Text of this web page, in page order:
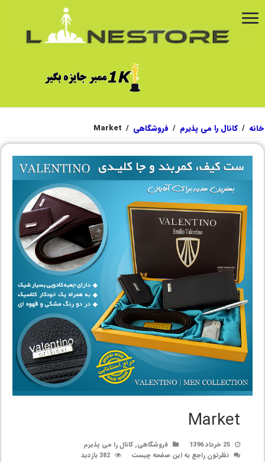
خانه / کانال را می پذیرم / فروشگاهی /
Market
Market
25 خرداد 1396 فروشگاهی,کانال را می پذیرم
نظرتون راجع به این صفحه چیست
382 بازدید